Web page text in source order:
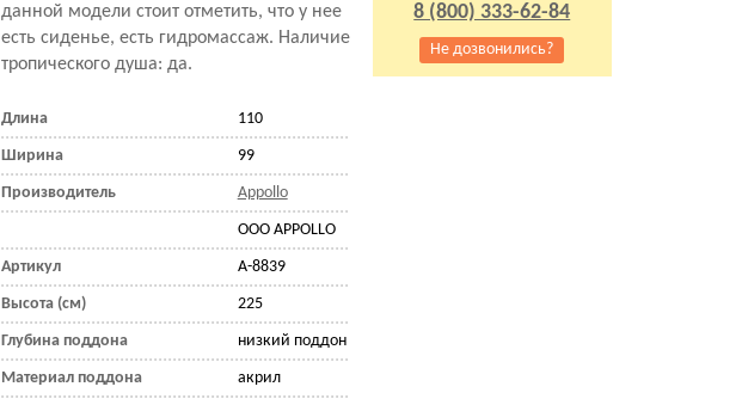
данной модели стоит отметить, что у нее
есть сиденье, есть гидромассаж. Наличие
тропического душа: да.
Длина 110
Ширина 99
Производитель Appollo
OOO APPOLLO
Артикул A-8839
Высота (см) 225
Глубина поддона низкий поддон
Материал поддона акрил
8 (800) 333-62-84
Не дозвонились?